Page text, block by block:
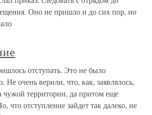
Оно не пришло и до сих пор, но
отступать. Это не было
Не очень верили, что, как, заявлялось,
чужой территории, да притом еще
что отступление зайдет так далеко, не